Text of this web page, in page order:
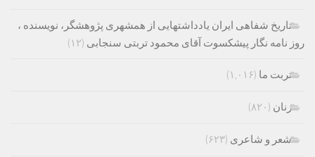
تاریخ شفاهی ایران یادداشتهایی از همشهری پژوهشگر، نویسنده ،
روز نامه نگار پیشکسوت آقای محمود تربتی سنجابی (۱۲)
تربت ما (۱,۰۱۶)
زنان (۸۲۰)
شعر و شاعری (۶۲۳)